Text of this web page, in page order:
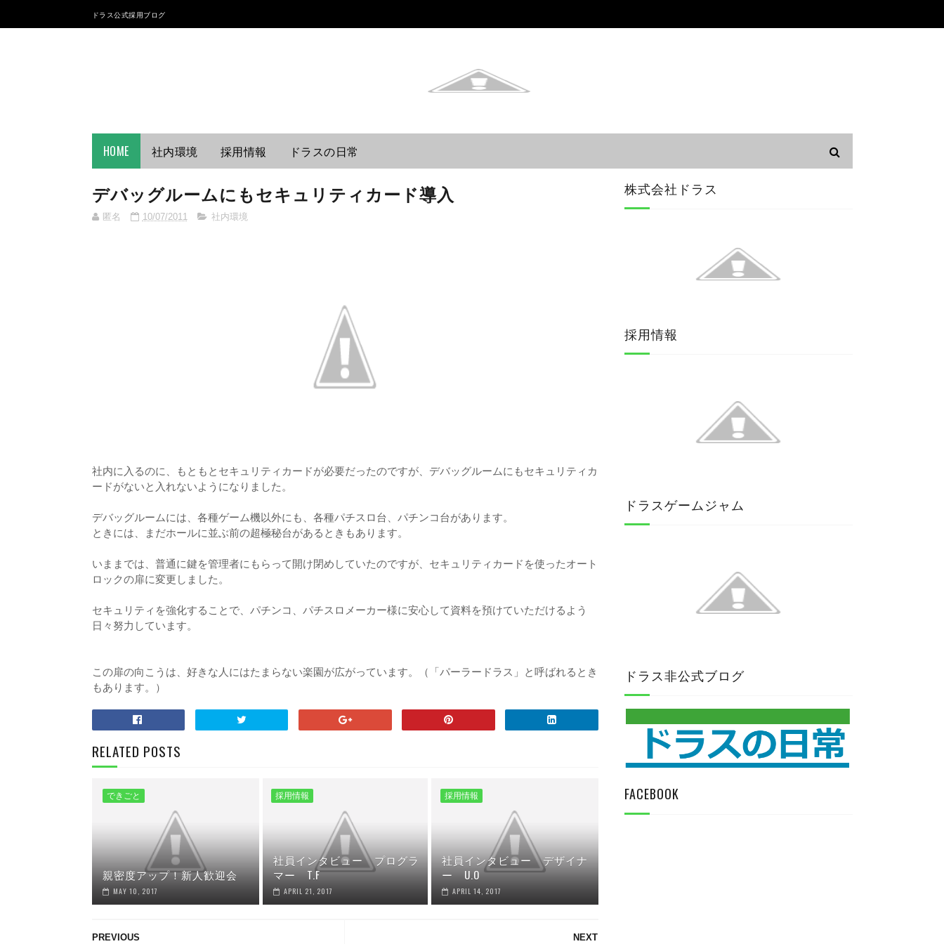
ドラス公式採用ブログ
HOME 社内環境 採用情報 ドラスの日常
デバッグルームにもセキュリティカード導入
匿名 10/07/2011 社内環境
社内に入るのに、もともとセキュリティカードが必要だったのですが、デバッグルームにもセキュリティカ
ードがないと入れないようになりました。
デバッグルームには、各種ゲーム機以外にも、各種パチスロ台、パチンコ台があります。
ときには、まだホールに並ぶ前の超極秘台があるときもあります。
いままでは、普通に鍵を管理者にもらって開け閉めしていたのですが、セキュリティカードを使ったオート
ロックの扉に変更しました。
セキュリティを強化することで、パチンコ、パチスロメーカー様に安心して資料を預けていただけるよう
日々努力しています。
この扉の向こうは、好きな人にはたまらない楽園が広がっています。（「パーラードラス」と呼ばれるとき
もあります。）
RELATED POSTS
できごと
親密度アップ！新人歓迎会
MAY 10, 2017
採用情報
社員インタビュー プログラ
マー T.F
APRIL 21, 2017
採用情報
社員インタビュー デザイナ
ー U.O
APRIL 14, 2017
NEXT
PREVIOUS
株式会社ドラス
採用情報
ドラスゲームジャム
ドラス非公式ブログ
FACEBOOK